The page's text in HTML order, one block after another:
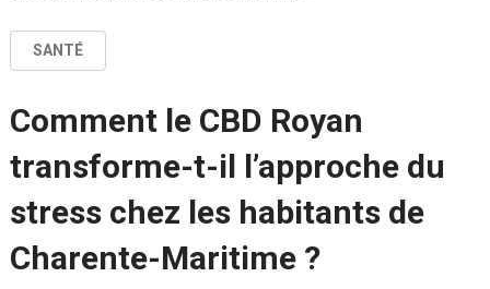
SANTÉ
Comment le CBD Royan
transforme-t-il l’approche du
stress chez les habitants de
Charente-Maritime ?